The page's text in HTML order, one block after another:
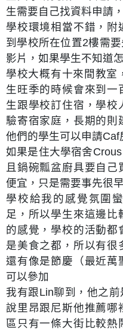
生需要自己找資料申請
學校環境相當不錯，附
到學校所在位置2樓需
影片，如果學生不知道
學校大概有十來間教室
生旺季的時候會來到一
生跟學校訂住宿，學校
驗寄宿家庭，長期的則
他們的學生可以申請Caf
如果是住大學宿舍
且鍋碗瓢盆廚具要自
便宜，只是需要事先很
學校給我的感覺氛圍
足，所以學生來這邊比
的感覺，學校的活動都
是美食之都，所以有很
還有像是節慶（最近萬
可以參加
我有跟Lin聊到，他之
說里昂跟尼斯他推薦哪
區只有一條大街比較熱